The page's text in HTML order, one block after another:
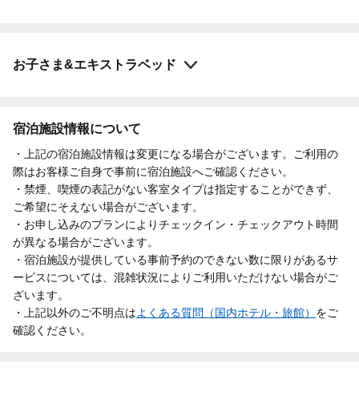
お子さま&エキストラベッド
宿泊施設情報について
・上記の宿泊施設情報は変更になる場合がございます。ご利用の
際はお客様ご自身で事前に宿泊施設へご確認ください。
・禁煙、喫煙の表記がない客室タイプは指定することができず、
ご希望にそえない場合がございます。
・お申し込みのプランによりチェックイン・チェックアウト時間
が異なる場合がございます。
・宿泊施設が提供している事前予約のできない数に限りがあるサ
ービスについては、混雑状況によりご利用いただけない場合がご
ざいます。
・上記以外のご不明点はよくある質問（国内ホテル・旅館） をご
確認ください。